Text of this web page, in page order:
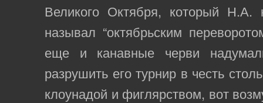
Великого Октября, который
называл “октябрьским
еще и канавные черви
разрушить его турнир в честь
клоунадой и фиглярством, вот